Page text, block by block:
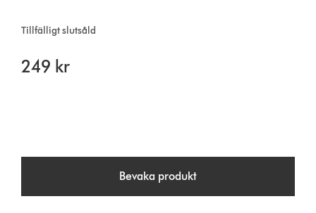
Tillfälligt slutsåld
249 kr
Bevaka produkt